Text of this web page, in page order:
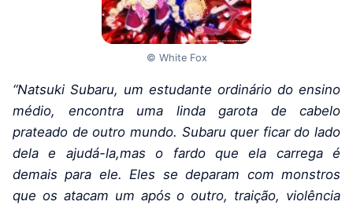
© White Fox
“Natsuki Subaru, um estudante ordinário do ensino
médio, encontra uma linda garota de cabelo
prateado de outro mundo. Subaru quer ficar do lado
dela e ajudá-la,mas o fardo que ela carrega é
demais para ele. Eles se deparam com monstros
que os atacam um após o outro, traição, violência